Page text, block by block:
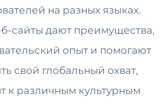
на разных языках.
сайты дают преимущества,
опыт и помогают
свой глобальный охват,
к различным культурным